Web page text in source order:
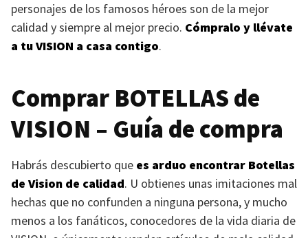
personajes de los famosos héroes son de la mejor
calidad y siempre al mejor precio. Cómpralo y llévate
a tuVISION a casa contigo.
Comprar BOTELLAS de
VISION – Guía de compra
Habrás descubierto que es arduo encontrar Botellas
de Vision de calidad. U obtienes unas imitaciones mal
hechas que no confunden a ninguna persona, y mucho
menos a los fanáticos, conocedores de la vida diaria de